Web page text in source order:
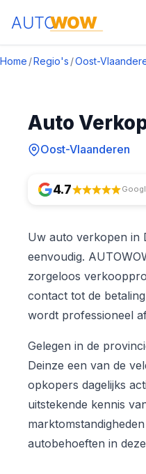
Home /Regio's /Oost-
Auto
Oost-Vlaanderen
4.7
Uw auto verkopen in
eenvoudig.
zorgeloos
contact tot de
wordt professioneel
Gelegen in de
Deinze een van de
opkopers dagelijks
uitstekende kennis
autobehoeften in